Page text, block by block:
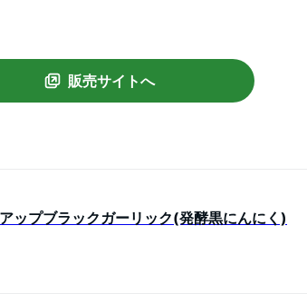
販売サイトへ
ップブラックガーリック(発酵黒にんにく)